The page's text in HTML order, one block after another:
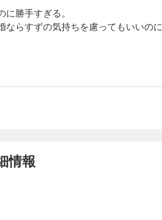
勝手すぎる。
らすずの気持ちを慮ってもいいのに
情報